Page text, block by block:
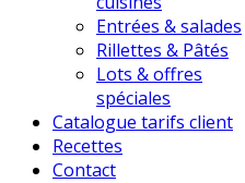
Entrées & salades
Rillettes & Pâtés
Lots & offres
spéciales
Catalogue tarifs client
Recettes
Contact